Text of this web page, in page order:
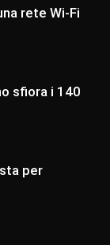
rete Wi-Fi
sfiora i 140
per